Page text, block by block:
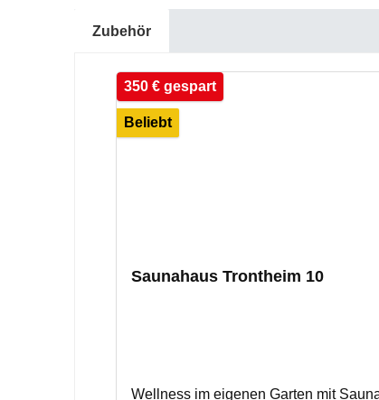
Zubehör
Produktgalerie überspringen
350 € gespart
Beliebt
Saunahaus Trontheim 10
Wellness im eigenen Garten mit